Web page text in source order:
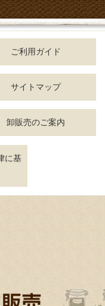
ご利用ガイド
サイトマップ
卸販売のご案内
に基